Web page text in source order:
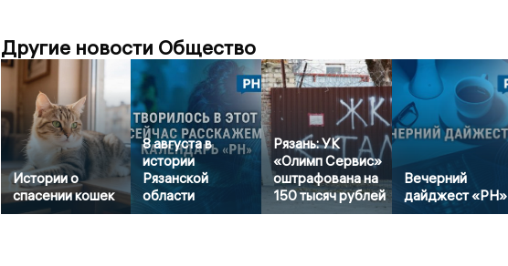
Другие новости Общество
Истории о
спасении кошек
8 августа в
истории
Рязанской
области
Рязань: УК
«Олимп Сервис»
оштрафована на
150 тысяч рублей
Вечерний
дайджест «РН»